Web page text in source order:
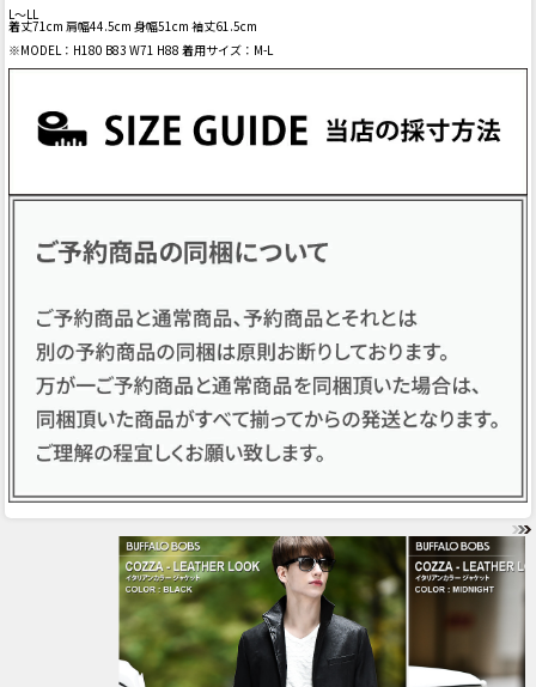
L～LL
着丈71cm 肩幅44.5cm 身幅51cm 袖丈61.5cm
※MODEL：H180 B83 W71 H88 着用サイズ：M-L